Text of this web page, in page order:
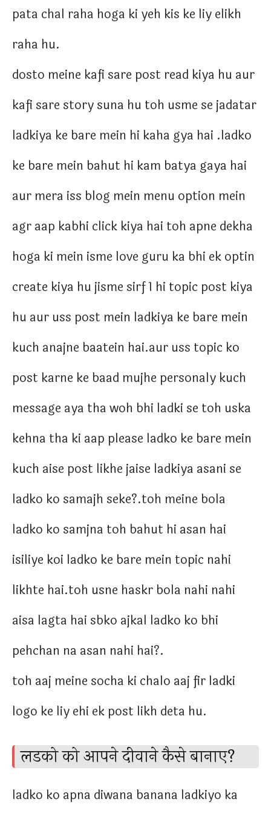
pata chal raha hoga ki yeh kis ke liy elikh
raha hu.
dosto meine kafi sare post read kiya hu aur
kafi sare story suna hu toh usme se jadatar
ladkiya ke bare mein hi kaha gya hai .ladko
ke bare mein bahut hi kam batya gaya hai
aur mera iss blog mein menu option mein
agr aap kabhi click kiya hai toh apne dekha
hoga ki mein isme love guru ka bhi ek optin
create kiya hu jisme sirf 1 hi topic post kiya
hu aur uss post mein ladkiya ke bare mein
kuch anajne baatein hai.aur uss topic ko
post karne ke baad mujhe personaly kuch
message aya tha woh bhi ladki se toh uska
kehna tha ki aap please ladko ke bare mein
kuch aise post likhe jaise ladkiya asani se
ladko ko samajh seke?.toh meine bola
ladko ko samjna toh bahut hi asan hai
isiliye koi ladko ke bare mein topic nahi
likhte hai.toh usne haskr bola nahi nahi
aisa lagta hai sbko ajkal ladko ko bhi
pehchan na asan nahi hai?.
toh aaj meine socha ki chalo aaj fir ladki
logo ke liy ehi ek post likh deta hu.
लडको को आपने दीवाने कैसे बानाए?
ladko ko apna diwana banana ladkiyo ka